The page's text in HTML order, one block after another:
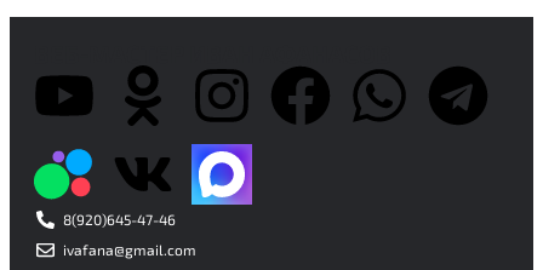
8(920)645-47-46
ivafana@gmail.com